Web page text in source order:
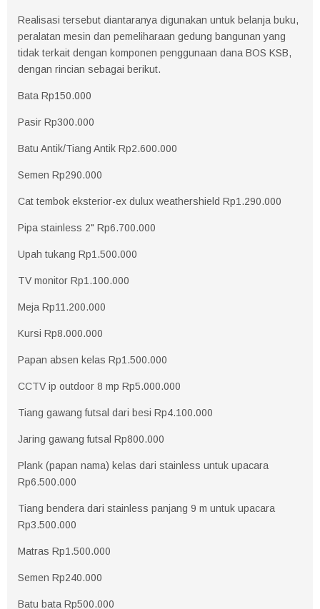
Realisasi tersebut diantaranya digunakan untuk belanja buku,
peralatan mesin dan pemeliharaan gedung bangunan yang
tidak terkait dengan komponen penggunaan dana BOS KSB,
dengan rincian sebagai berikut.
Bata Rp150.000
Pasir Rp300.000
Batu Antik/Tiang Antik Rp2.600.000
Semen Rp290.000
Cat tembok eksterior-ex dulux weathershield Rp1.290.000
Pipa stainless 2" Rp6.700.000
Upah tukang Rp1.500.000
TV monitor Rp1.100.000
Meja Rp11.200.000
Kursi Rp8.000.000
Papan absen kelas Rp1.500.000
CCTV ip outdoor 8 mp Rp5.000.000
Tiang gawang futsal dari besi Rp4.100.000
Jaring gawang futsal Rp800.000
Plank (papan nama) kelas dari stainless untuk upacara
Rp6.500.000
Tiang bendera dari stainless panjang 9 m untuk upacara
Rp3.500.000
Matras Rp1.500.000
Semen Rp240.000
Batu bata Rp500.000